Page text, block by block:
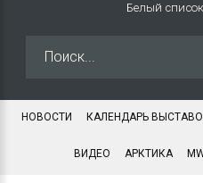
Белый
НОВОСТИ КАЛЕНДАРЬ
ВИДЕО АРКТИКА